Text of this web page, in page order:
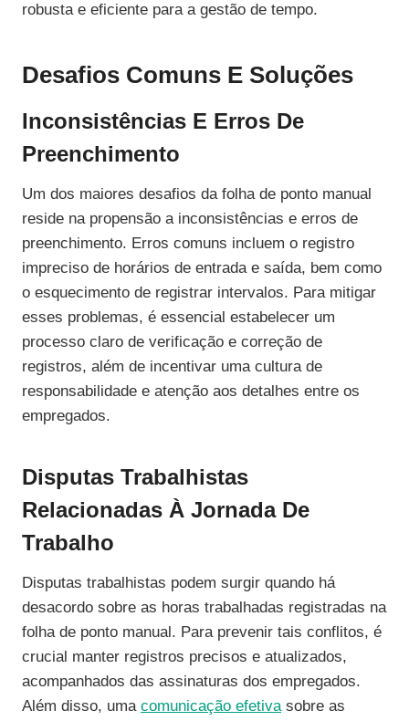
robusta e eficiente para a gestão de tempo.
Desafios Comuns E Soluções
Inconsistências E Erros De
Preenchimento
Um dos maiores desafios da folha de ponto manual
reside na propensão a inconsistências e erros de
preenchimento. Erros comuns incluem o registro
impreciso de horários de entrada e saída, bem como
o esquecimento de registrar intervalos. Para mitigar
esses problemas, é essencial estabelecer um
processo claro de verificação e correção de
registros, além de incentivar uma cultura de
responsabilidade e atenção aos detalhes entre os
empregados.
Disputas Trabalhistas
Relacionadas À Jornada De
Trabalho
Disputas trabalhistas podem surgir quando há
desacordo sobre as horas trabalhadas registradas na
folha de ponto manual. Para prevenir tais conflitos, é
crucial manter registros precisos e atualizados,
acompanhados das assinaturas dos empregados.
Além disso, uma comunicação efetivasobre as